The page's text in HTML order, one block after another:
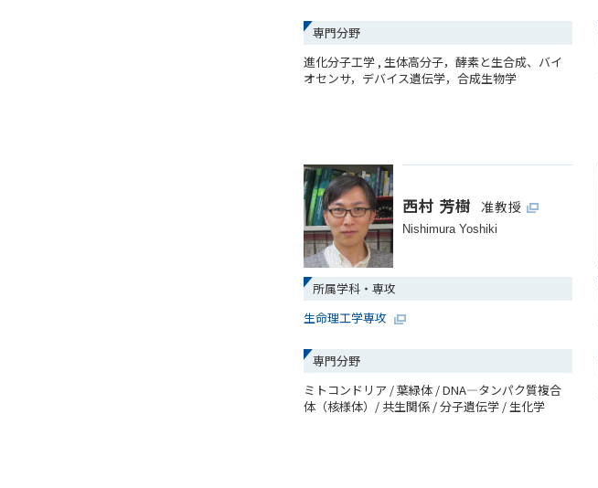
専門分野
進化分子工学 , 生体高分子，酵素と生合成、バイ
オセンサ，デバイス遺伝学，合成生物学
西村 芳樹 准教授
Nishimura Yoshiki
所属学科・専攻
生命理工学専攻
専門分野
ミトコンドリア / 葉緑体 / DNA―タンパク質複合
体（核様体）/ 共生関係 / 分子遺伝学 / 生化学